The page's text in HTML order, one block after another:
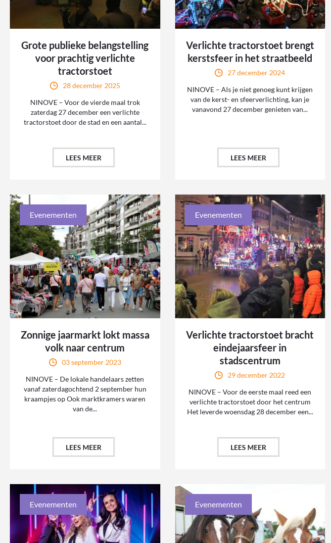
Grote publieke belangstelling
voor prachtig verlichte
tractorstoet
28 december 2025
NINOVE – Voor de vierde maal trok
zaterdag 27 december een verlichte
tractorstoet door de stad en een aantal...
LEES MEER
Verlichte tractorstoet brengt
kerstsfeer in het straatbeeld
27 december 2024
NINOVE – Als je niet genoeg kunt krijgen
van de kerst- en sfeerverlichting, kan je
vanavond 27 december genieten van...
LEES MEER
Evenementen
Zonnige jaarmarkt lokt massa
volk naar centrum
03 september 2023
NINOVE – De lokale handelaars zetten
vanaf zaterdagochtend 2 september hun
kraampjes op Ook marktkramers waren
van de...
LEES MEER
Evenementen
Verlichte tractorstoet bracht
eindejaarsfeer in
stadscentrum
29 december 2022
NINOVE – Voor de eerste maal reed een
verlichte tractorstoet door het centrum
Het leverde woensdag 28 december een...
LEES MEER
Evenementen Evenementen